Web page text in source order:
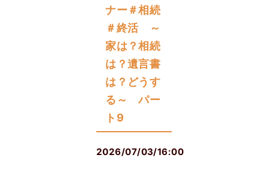
ナー＃相続
＃終活 ～
家は？相続
は？遺言書
は？どうす
る～ パー
ト9
2026/07/03/16:00